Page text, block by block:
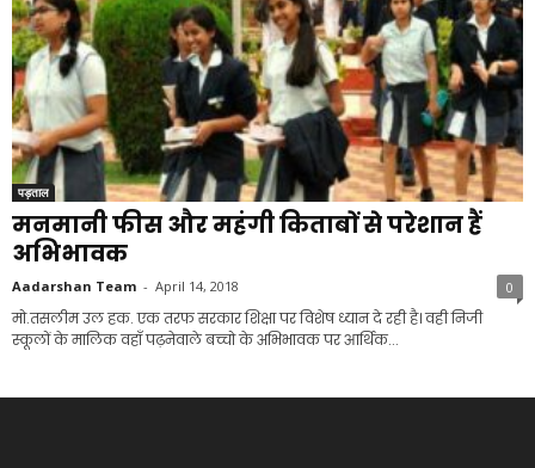
पड़ताल
मनमानी फीस और महंगी किताबों से परेशान हैं
अभिभावक
Aadarshan Team - April 14, 2018 0
मो.तसलीम उल हक. एक तरफ सरकार शिक्षा पर विशेष ध्यान दे रही है। वही निजी
स्कूलों के मालिक वहाँ पढ़नेवाले बच्चो के अभिभावक पर आर्थिक...